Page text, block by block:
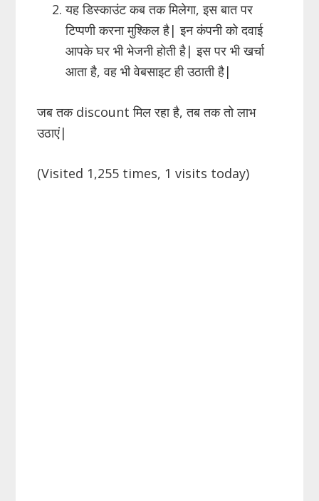
यह डिस्काउंट कब तक मिलेगा, इस बात पर
टिप्पणी करना मुश्किल है| इन कंपनी को दवाई
आपके घर भी भेजनी होती है| इस पर भी खर्चा
आता है, वह भी वेबसाइट ही उठाती है|
जब तक discount मिल रहा है, तब तक तो लाभ
उठाएं|
(Visited 1,255 times, 1 visits today)